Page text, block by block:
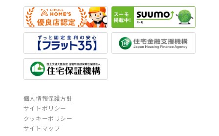
個人情報保護方針
サイトポリシー
クッキーポリシー
サイトマップ